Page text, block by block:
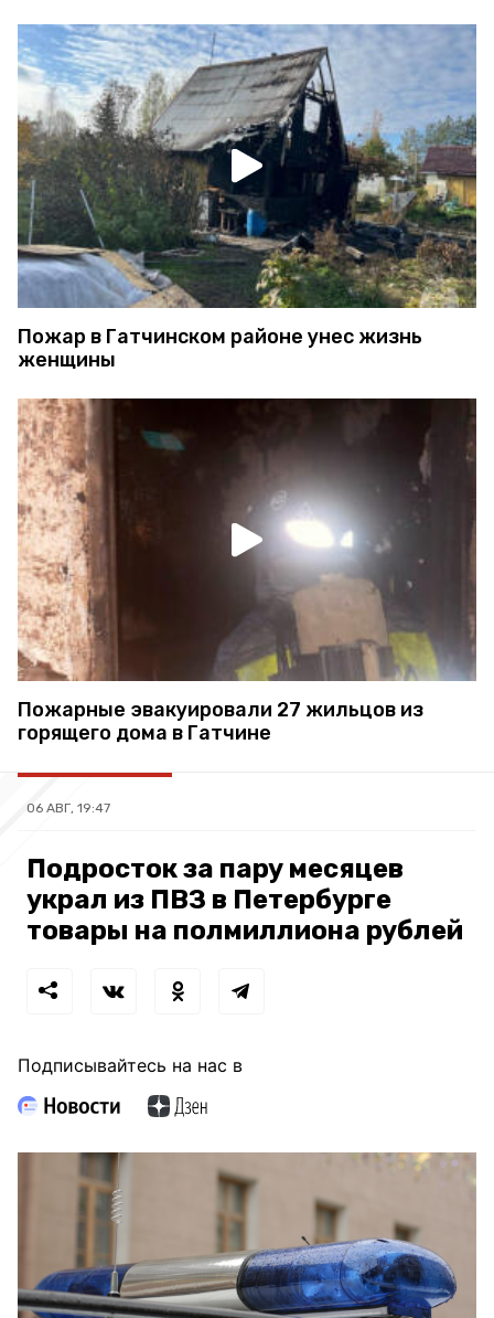
Пожар в Гатчинском районе унес жизнь
женщины
Пожарные эвакуировали 27 жильцов из
горящего дома в Гатчине
06 АВГ, 19:47
Подросток за пару месяцев
украл из ПВЗ в Петербурге
товары на полмиллиона рублей
Подписывайтесь на нас в